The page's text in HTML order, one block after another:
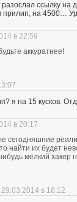
ссылку на
на 4500…
в 22:59
аккуратнее!
я на 15 кусков.
в 20:17
сегодняшние
найти их будет
мелкий хакер
29.03.2014 в 16:12